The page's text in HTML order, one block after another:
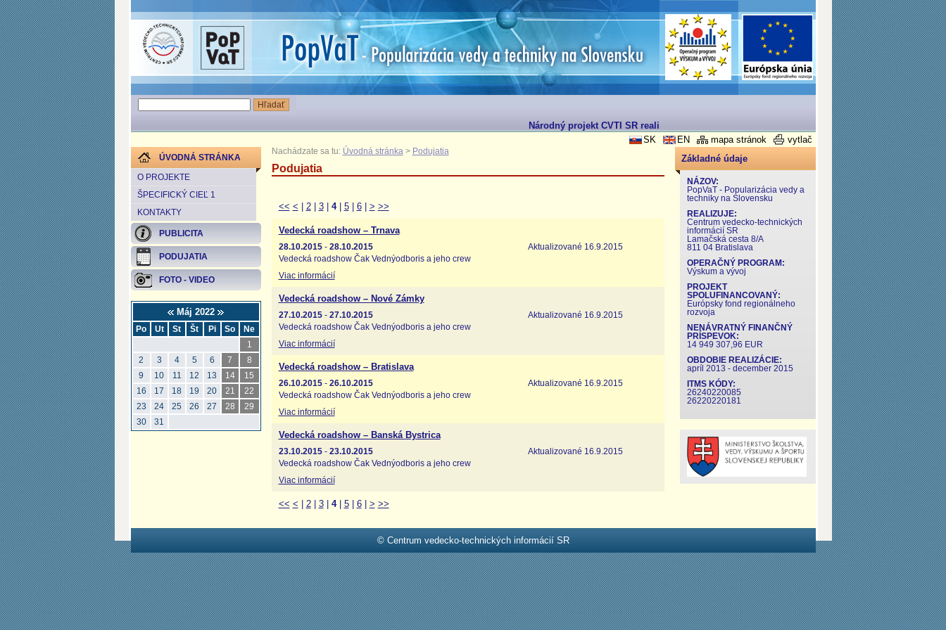
Národný projekt CVTI SR realizovaný v rámci Operačného programu Výskum a Vývoj
vytlač
mapa stránok
EN
SK
ÚVODNÁ STRÁNKA
O PROJEKTE
ŠPECIFICKÝ CIEĽ 1
KONTAKTY
PUBLICITA
PODUJATIA
FOTO - VIDEO
Máj 2022
Po Ut St Št Pi So
Ne
1
2
3 4 5 6 7
8
9
10 11 12 13 14
15
16
17 18 19 20 21
22
23
24 25 26 27 28
29
30
31
Nachádzate sa tu: Úvodná stránka > Podujatia
Podujatia
<< < 2| 3| 4| 5| 6| > >>
Vedecká roadshow – Trnava
Aktualizované 16.9.2015
28.10.2015- 28.10.2015
Vedecká roadshow Čak Vednýodboris a jeho crew
Viac informácií
Vedecká roadshow – Nové Zámky
Aktualizované 16.9.2015
27.10.2015- 27.10.2015
Vedecká roadshow Čak Vednýodboris a jeho crew
Viac informácií
Vedecká roadshow – Bratislava
Aktualizované 16.9.2015
26.10.2015- 26.10.2015
Vedecká roadshow Čak Vednýodboris a jeho crew
Viac informácií
Vedecká roadshow – Banská Bystrica
Aktualizované 16.9.2015
23.10.2015- 23.10.2015
Vedecká roadshow Čak Vednýodboris a jeho crew
Viac informácií
<< < 2| 3| 4| 5| 6| > >>
Základné údaje
NÁZOV:
PopVaT - Popularizácia vedy a
techniky na Slovensku
REALIZUJE:
Centrum vedecko-technických
informácií SR
Lamačská cesta 8/A
811 04 Bratislava
OPERAČNÝ PROGRAM:
Výskum a vývoj
PROJEKT
SPOLUFINANCOVANÝ:
Európsky fond regionálneho
rozvoja
NENÁVRATNÝ FINANČNÝ
PRÍSPEVOK:
14 949 307,96 EUR
OBDOBIE REALIZÁCIE:
apríl 2013 - december 2015
ITMS KÓDY:
26240220085
26220220181
© Centrum vedecko-technických informácií SR